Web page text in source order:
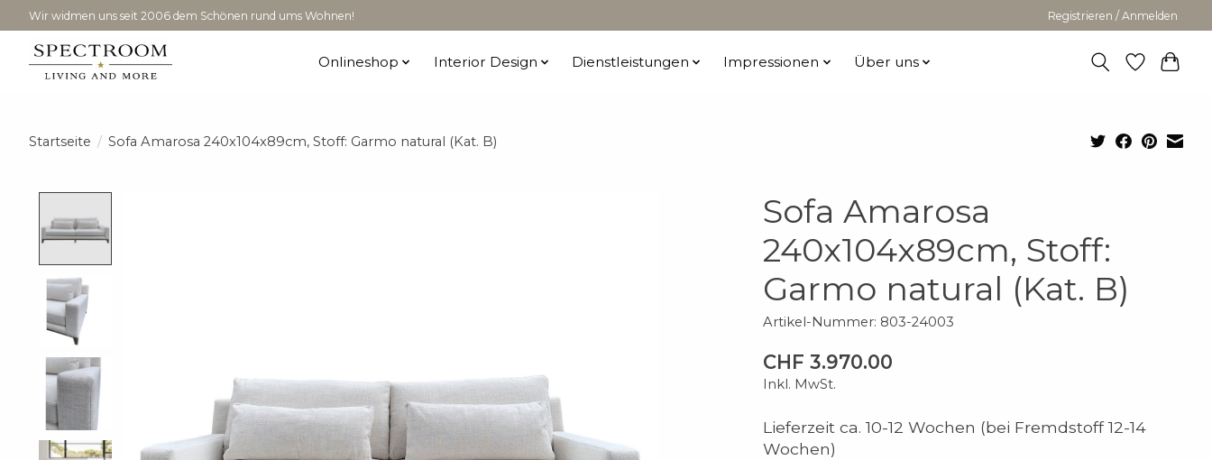
Wir widmen uns seit 2006 dem Schönen rund ums Wohnen! Registrieren / Anmelden
Onlineshop Interior Design Dienstleistungen Impressionen Über uns
Startseite / Sofa Amarosa 240x104x89cm, Stoff: Garmo natural (Kat. B)
Sofa Amarosa
240x104x89cm, Stoff:
Garmo natural (Kat. B)
Artikel-Nummer: 803-24003
CHF 3.970.00
Inkl. MwSt.
Lieferzeit ca. 10-12 Wochen (bei Fremdstoff 12-14
Wochen)